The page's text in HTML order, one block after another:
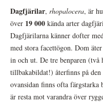
Dagfjärilar, rhopalocera, är
över 19 000 kända arter
Dagfjärilarna känner dofter
med stora facettögon. Dom
in och ut. De tre benparen (två
tillbakabildat!) återfinns på den
ovansidan finns ofta
är resta mot varandra över